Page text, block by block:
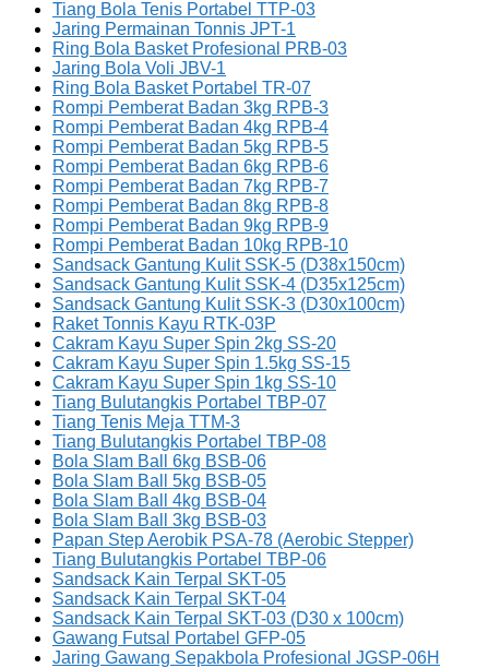
Tiang Bola Tenis Portabel TTP-03
Jaring Permainan Tonnis JPT-1
Ring Bola Basket Profesional PRB-03
Jaring Bola Voli JBV-1
Ring Bola Basket Portabel TR-07
Rompi Pemberat Badan 3kg RPB-3
Rompi Pemberat Badan 4kg RPB-4
Rompi Pemberat Badan 5kg RPB-5
Rompi Pemberat Badan 6kg RPB-6
Rompi Pemberat Badan 7kg RPB-7
Rompi Pemberat Badan 8kg RPB-8
Rompi Pemberat Badan 9kg RPB-9
Rompi Pemberat Badan 10kg RPB-10
Sandsack Gantung Kulit SSK-5 (D38x150cm)
Sandsack Gantung Kulit SSK-4 (D35x125cm)
Sandsack Gantung Kulit SSK-3 (D30x100cm)
Raket Tonnis Kayu RTK-03P
Cakram Kayu Super Spin 2kg SS-20
Cakram Kayu Super Spin 1.5kg SS-15
Cakram Kayu Super Spin 1kg SS-10
Tiang Bulutangkis Portabel TBP-07
Tiang Tenis Meja TTM-3
Tiang Bulutangkis Portabel TBP-08
Bola Slam Ball 6kg BSB-06
Bola Slam Ball 5kg BSB-05
Bola Slam Ball 4kg BSB-04
Bola Slam Ball 3kg BSB-03
Papan Step Aerobik PSA-78 (Aerobic Stepper)
Tiang Bulutangkis Portabel TBP-06
Sandsack Kain Terpal SKT-05
Sandsack Kain Terpal SKT-04
Sandsack Kain Terpal SKT-03 (D30 x 100cm)
Gawang Futsal Portabel GFP-05
Jaring Gawang Sepakbola Profesional JGSP-06H